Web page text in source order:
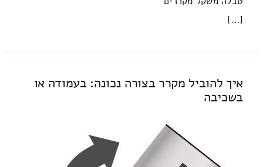
[…]
איך להוביל מקרר בצורה נכונה: בעמודה או
בשכיבה